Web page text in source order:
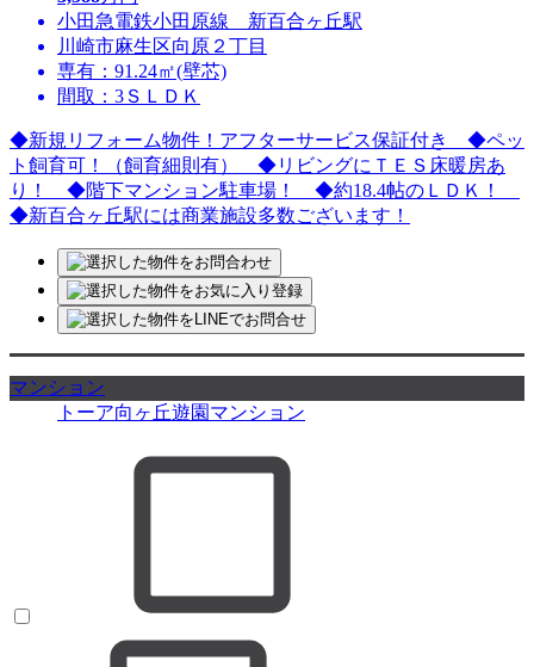
小田急電鉄小田原線 新百合ヶ丘駅
川崎市麻生区向原２丁目
専有：91.24㎡(壁芯)
間取：3ＳＬＤＫ
◆新規リフォーム物件！アフターサービス保証付き ◆ペッ
ト飼育可！（飼育細則有） ◆リビングにＴＥＳ床暖房あ
り！ ◆階下マンション駐車場！ ◆約18.4帖のＬＤＫ！
◆新百合ヶ丘駅には商業施設多数ございます！
マンション
トーア向ヶ丘遊園マンション